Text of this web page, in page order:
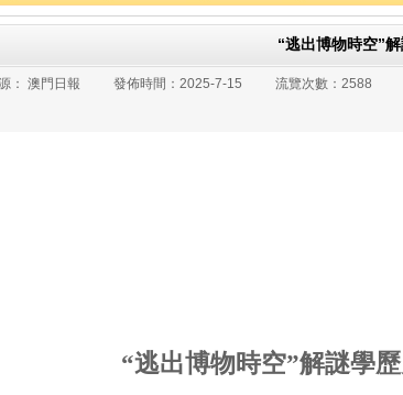
“逃出博物時空”
澳門日報 發佈時間： 2025-7-15 流覽次數： 2588
“逃出博物時空”解謎學